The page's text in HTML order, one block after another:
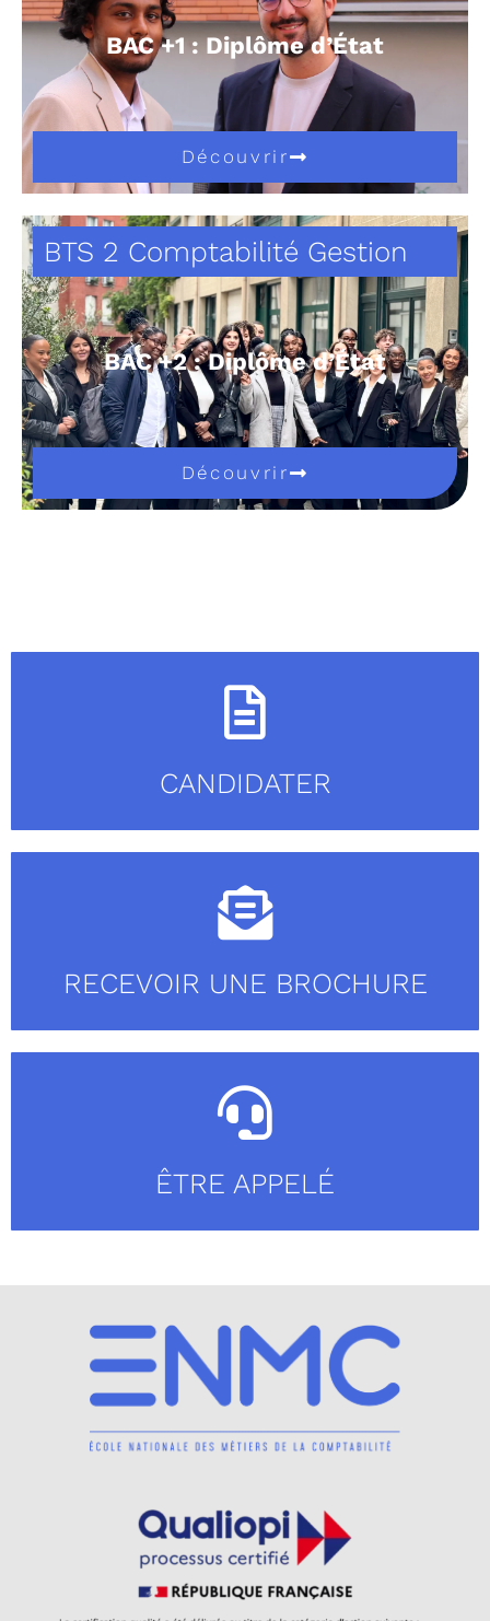
BAC +1 : Diplôme d’État
Découvrir
BTS 2 Comptabilité Gestion
BAC +2 : Diplôme d’État
Découvrir
CANDIDATER
RECEVOIR UNE BROCHURE
ÊTRE APPELÉ